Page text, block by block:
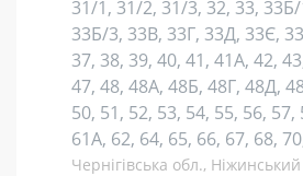
31/1, 31/2, 31/3, 32, 33,
33Б/3, 33В, 33Г, 33Д, 33Є,
37, 38, 39, 40, 41, 41А, 42,
47, 48, 48А, 48Б, 48Г, 48Д,
50, 51, 52, 53, 54, 55, 56, 57,
61А, 62, 64, 65, 66, 67, 68,
Чернігівська обл.,